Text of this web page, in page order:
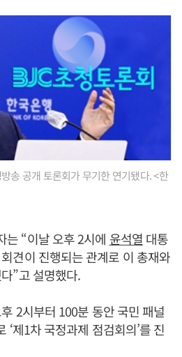
송 공개 토론회가 무기한 연기됐다. <한
는 “이날 오후 2시에 윤석열 대통
견이 진행되는 관계로 이 총재와
”고 설명했다.
2시부터 100분 동안 국민 패널
‘제1차 국정과제 점검회의’를 진